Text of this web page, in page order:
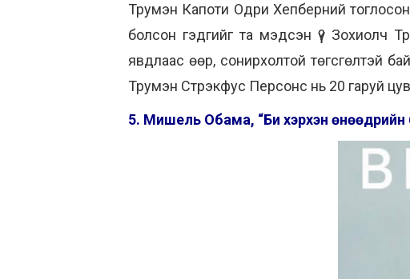
Трумэн Капоти Одри Хепберний
болсон гэдгийг та мэдсэн үү? Зохиолч
явдлаас өөр, сонирхолтой төгсгөлтэй
Трумэн Стрэкфус Персонс нь 20 гаруй
5. Мишель Обама, “Би хэрхэн